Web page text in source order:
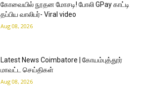
கோவையில் நூதன மோசடி! போலி GPay காட்டி
தப்பிய வாலிபர்- Viral video
Aug 08, 2026
Latest News Coimbatore | கோயம்புத்தூர்
மாவட்ட செய்திகள்
Aug 08, 2026